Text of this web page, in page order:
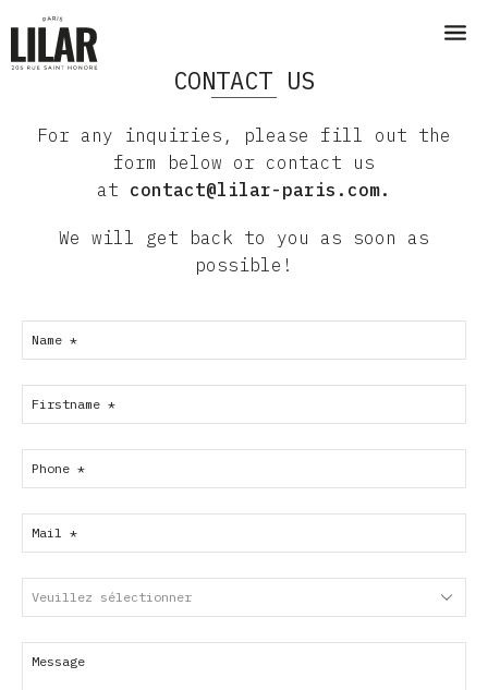
CONTACT US
For any inquiries, please fill out the
form below or contact us
at contact@lilar-paris.com.
We will get back to you as soon as
possible!
Email
Address *